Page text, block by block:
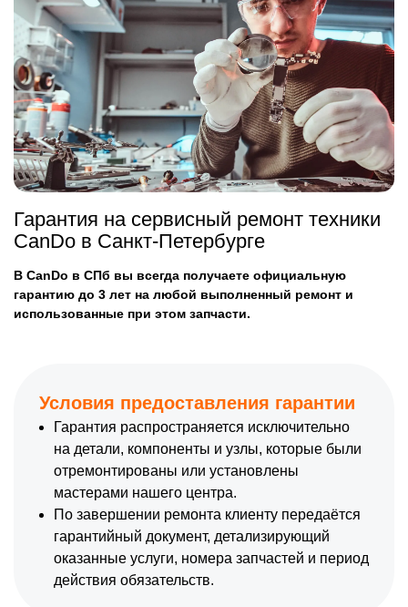
Гарантия на сервисный ремонт техники
CanDo в Санкт-Петербурге
В CanDo в СПб вы всегда получаете официальную
гарантию до 3 лет на любой выполненный ремонт и
использованные при этом запчасти.
Условия предоставления гарантии
Гарантия распространяется исключительно
на детали, компоненты и узлы, которые были
отремонтированы или установлены
мастерами нашего центра.
По завершении ремонта клиенту передаётся
гарантийный документ, детализирующий
оказанные услуги, номера запчастей и период
действия обязательств.